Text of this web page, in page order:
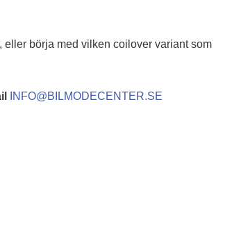
börja med vilken coilover variant som
INFO@BILMODECENTER.SE